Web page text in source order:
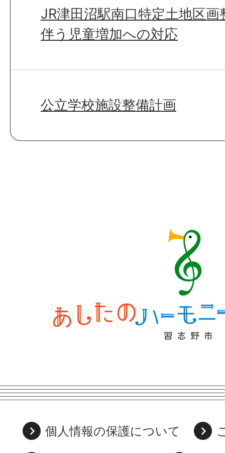
JR津田沼駅南口特定土地区
伴う児童増加への対応
公立学校施設整備計画
個人情報の保護について